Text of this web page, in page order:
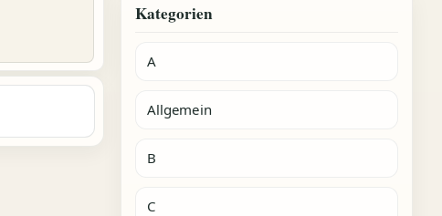
Kategorien
A
Allgemein
B
C